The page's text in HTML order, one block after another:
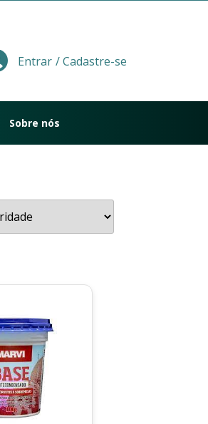
Entrar / Cadastre-se
Sobre nós